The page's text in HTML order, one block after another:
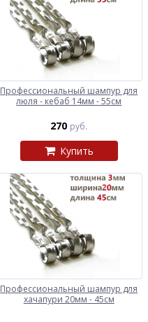
Профессиональный шампур для
люля - кебаб 14мм - 55см
270 руб.
Купить
Профессиональный шампур для
хачапури 20мм - 45см